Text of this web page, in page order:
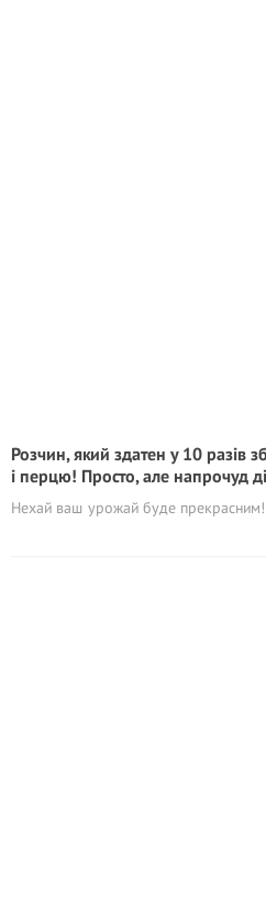
Розчин, який здатен у 10 разів
і перцю! Просто, але напрочуд
Нехай ваш урожай буде прекрасним!